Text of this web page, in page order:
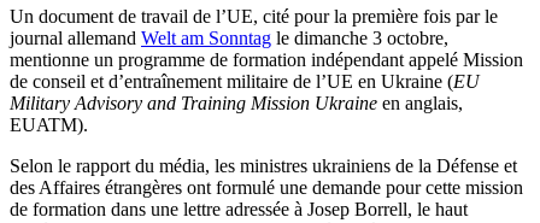
Un document de travail de l’UE, cité pour la première fois par le
journal allemand Welt am Sonntag le dimanche 3 octobre,
mentionne un programme de formation indépendant appelé Mission
de conseil et d’entraînement militaire de l’UE en Ukraine (EU
Military Advisory and Training Mission Ukraine en anglais,
EUATM).
Selon le rapport du média, les ministres ukrainiens de la Défense et
des Affaires étrangères ont formulé une demande pour cette mission
de formation dans une lettre adressée à Josep Borrell, le haut